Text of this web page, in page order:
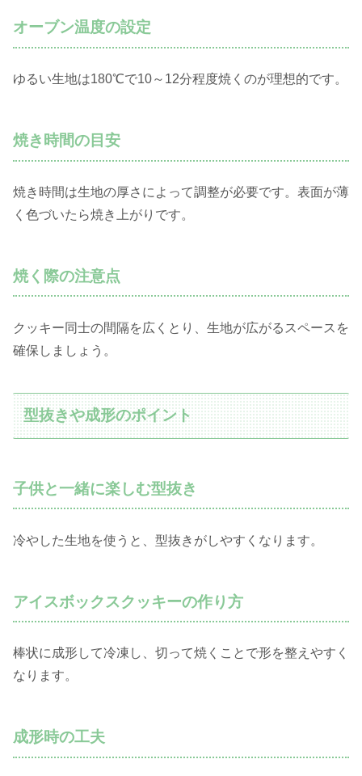
オーブン温度の設定
ゆるい生地は180℃で10～12分程度焼くのが理想的です。
焼き時間の目安
焼き時間は生地の厚さによって調整が必要です。表面が薄
く色づいたら焼き上がりです。
焼く際の注意点
クッキー同士の間隔を広くとり、生地が広がるスペースを
確保しましょう。
型抜きや成形のポイント
子供と一緒に楽しむ型抜き
冷やした生地を使うと、型抜きがしやすくなります。
アイスボックスクッキーの作り方
棒状に成形して冷凍し、切って焼くことで形を整えやすく
なります。
成形時の工夫